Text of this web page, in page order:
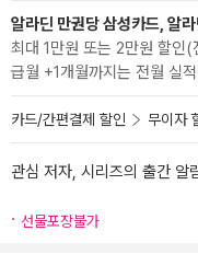
알라딘 만권당 삼성카드, 알
최대 1만원 또는 2만원 할
급월 +1개월까지는 전월 실
카드/간편결제 할인 무이자
관심 저자, 시리즈의 출간 알
선물포장불가